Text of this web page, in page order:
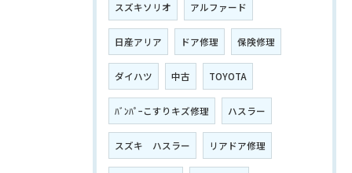
スズキソリオ アルファード
日産アリア ドア修理 保険修理
ダイハツ 中古 TOYOTA
ﾊﾞﾝﾊﾟｰこすりキズ修理 ハスラー
スズキ ハスラー リアドア修理